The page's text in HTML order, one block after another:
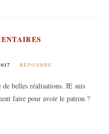
RÉPONDRE
belles réalisations. JE suis
faire pour avoir le patron ?